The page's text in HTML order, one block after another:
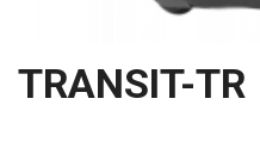
TRANSIT-TR